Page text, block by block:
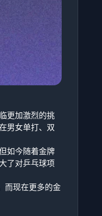
更加激烈的挑
男女单打、双
如今随着金牌
了对乒乓球项
而现在更多的金